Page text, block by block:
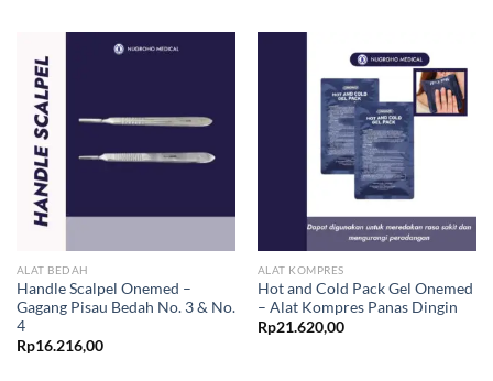
ALAT BEDAH
Handle Scalpel Onemed –
Gagang Pisau Bedah No. 3 & No.
4
Rp16.216,00
ALAT KOMPRES
Hot and Cold Pack Gel Onemed
– Alat Kompres Panas Dingin
Rp21.620,00